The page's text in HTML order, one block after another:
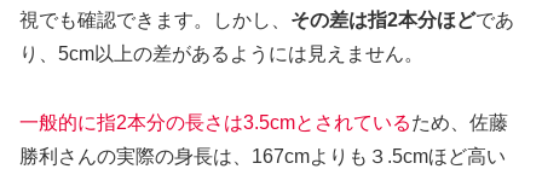
視でも確認できます。しかし、 その差は指2本分ほどであ
り、5cm以上の差があるようには見えません。
一般的に指2本分の長さは3.5cmとされているため、佐藤
勝利さんの実際の身長は、167cmよりも３.5cmほど高い